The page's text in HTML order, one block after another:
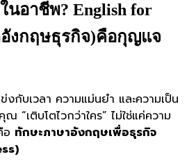
นอาชีพ? English for
อังกฤษธุรกิจ)คือกุญแจ
กับเวลา ความแม่นยำ และความเป็น
“เติบโตไวกว่าใคร” ไม่ใช่แค่ความ
อ ทักษะภาษาอังกฤษเพื่อธุรกิจ